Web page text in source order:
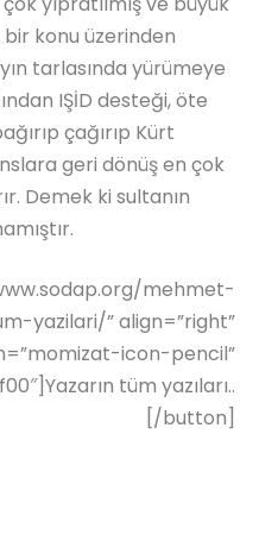
konu üzerinden
tarlasında yürümeye
IŞİD desteği, öte
çağırıp Kürt
geri dönüş en çok
Demek ki sultanın
mehmet-
yazilari/” align=”right”
icon-pencil”
tüm yazıları..
[/button]